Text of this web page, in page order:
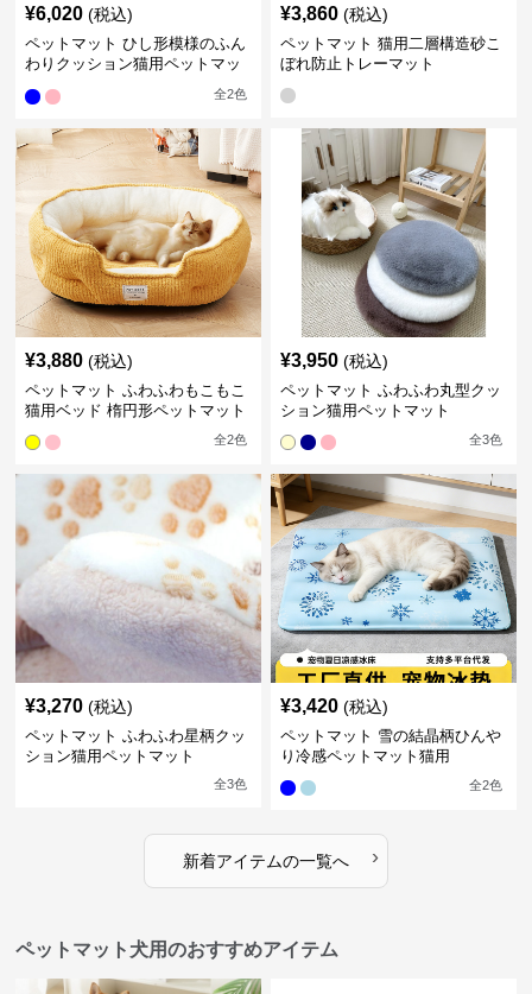
¥6,020 (税込)
ペットマット ひし形模様のふん
わりクッション猫用ペットマッ
全2色
¥3,860 (税込)
ペットマット 猫用二層構造砂こ
ぼれ防止トレーマット
¥3,880 (税込)
ペットマット ふわふわもこもこ
猫用ベッド 楕円形ペットマット
全2色
¥3,950 (税込)
ペットマット ふわふわ丸型クッ
ション猫用ペットマット
全3色
¥3,270 (税込)
ペットマット ふわふわ星柄クッ
ション猫用ペットマット
全3色
¥3,420 (税込)
ペットマット 雪の結晶柄ひんや
り冷感ペットマット猫用
全2色
新着アイテムの一覧へ ›
ペットマット犬用のおすすめアイテム